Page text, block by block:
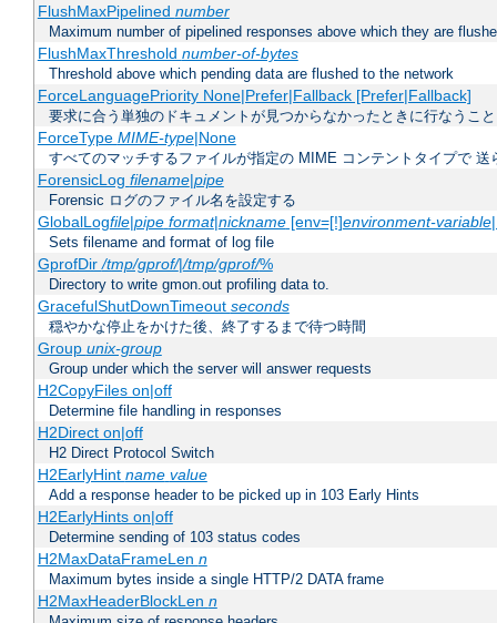
FlushMaxPipelined number
Maximum number of pipelined responses above which they are
FlushMaxThreshold number-of-bytes
Threshold above which pending data are flushed to the network
ForceLanguagePriority None|Prefer|Fallback [Prefer|Fallback]
要求に合う単独のドキュメントが見つからなかったときに行なうこ
ForceType MIME-type|None
すべてのマッチするファイルが指定の MIME コンテントタイプで 送
ForensicLog filename|pipe
Forensic ログのファイル名を設定する
GlobalLogfile|pipe format|nickname[env=[!]environment-variable
Sets filename and format of log file
GprofDir/tmp/gprof/|/tmp/gprof/%
Directory to write gmon.out profiling data to.
GracefulShutDownTimeout seconds
穏やかな停止をかけた後、終了するまで待つ時間
Group unix-group
Group under which the server will answer requests
H2CopyFiles on|off
Determine file handling in responses
H2Direct on|off
H2 Direct Protocol Switch
H2EarlyHint name value
Add a response header to be picked up in 103 Early Hints
H2EarlyHints on|off
Determine sending of 103 status codes
H2MaxDataFrameLen n
Maximum bytes inside a single HTTP/2 DATA frame
H2MaxHeaderBlockLen n